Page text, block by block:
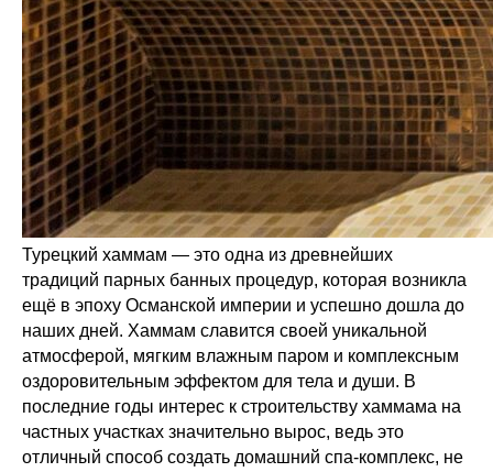
Турецкий хаммам — это одна из древнейших
традиций парных банных процедур, которая возникла
ещё в эпоху Османской империи и успешно дошла до
наших дней. Хаммам славится своей уникальной
атмосферой, мягким влажным паром и комплексным
оздоровительным эффектом для тела и души. В
последние годы интерес к строительству хаммама на
частных участках значительно вырос, ведь это
отличный способ создать домашний спа-комплекс, не